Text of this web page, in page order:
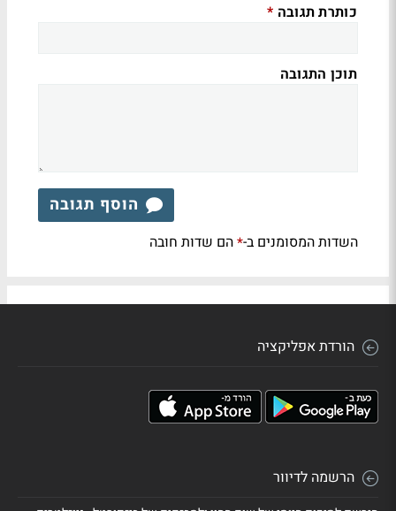
כותרת תגובה *
תוכן התגובה
הוסף תגובה
השדות המסומנים ב-*הם שדות חובה
הורדת אפליקציה
הרשמה לדיוור